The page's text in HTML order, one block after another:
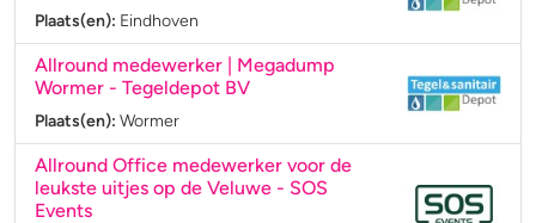
Plaats(en): Eindhoven
Allround medewerker | Megadump
Wormer - Tegeldepot BV
Plaats(en): Wormer
Allround Office medewerker voor de
leukste uitjes op de Veluwe - SOS
Events